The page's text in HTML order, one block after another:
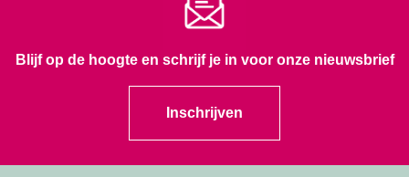
Blijf op de hoogte en schrijf je in voor onze nieuwsbrief
Inschrijven